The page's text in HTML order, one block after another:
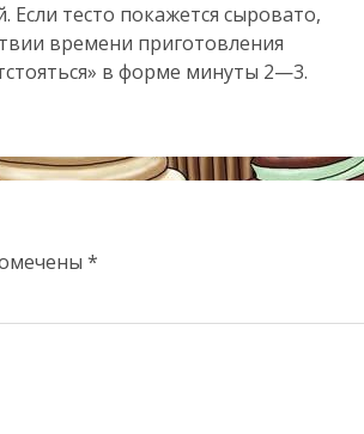
тесто покажется сыровато,
времени приготовления
в форме минуты 2—3.
*